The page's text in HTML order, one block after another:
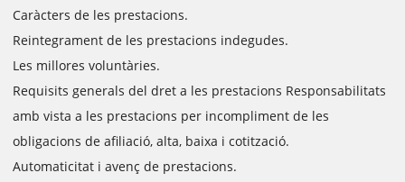
Caràcters de les prestacions.
Reintegrament de les prestacions indegudes.
Les millores voluntàries.
Requisits generals del dret a les prestacions Responsabilitats
amb vista a les prestacions per incompliment de les
obligacions de afiliació, alta, baixa i cotització.
Automaticitat i avenç de prestacions.